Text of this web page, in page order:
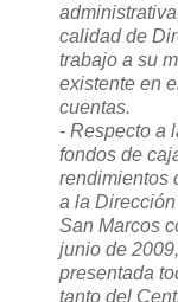
calidad de
trabajo a su
existente en
cuentas.
- Respecto a
fondos de
rendimientos
a la
San Marcos
junio de
presentada
tanto del